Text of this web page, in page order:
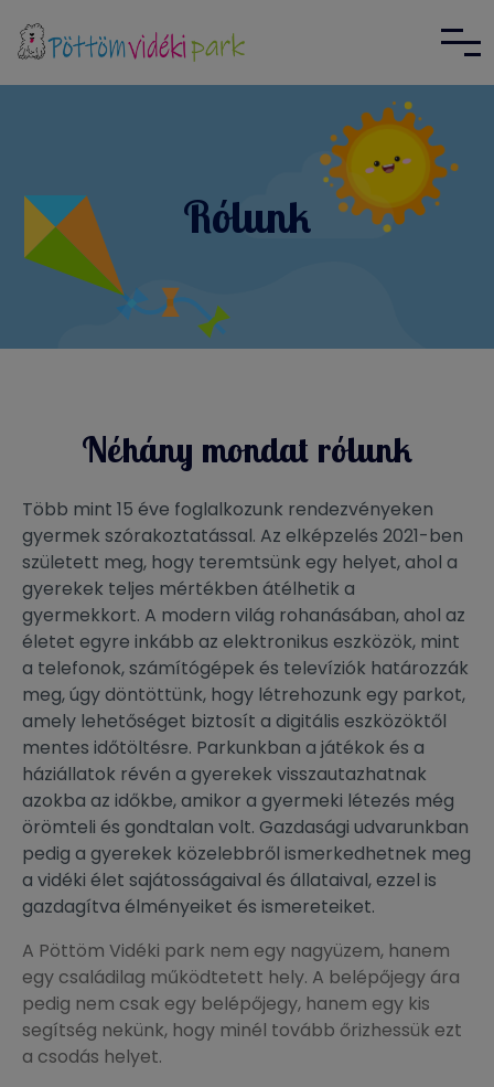
Rólunk
Néhány mondat rólunk
Több mint 15 éve foglalkozunk rendezvényeken
gyermek szórakoztatással. Az elképzelés 2021-ben
született meg, hogy teremtsünk egy helyet, ahol a
gyerekek teljes mértékben átélhetik a
gyermekkort. A modern világ rohanásában, ahol az
életet egyre inkább az elektronikus eszközök, mint
a telefonok, számítógépek és televíziók határozzák
meg, úgy döntöttünk, hogy létrehozunk egy parkot,
amely lehetőséget biztosít a digitális eszközöktől
mentes időtöltésre. Parkunkban a játékok és a
háziállatok révén a gyerekek visszautazhatnak
azokba az időkbe, amikor a gyermeki létezés még
örömteli és gondtalan volt. Gazdasági udvarunkban
pedig a gyerekek közelebbről ismerkedhetnek meg
a vidéki élet sajátosságaival és állataival, ezzel is
gazdagítva élményeiket és ismereteiket.
A Pöttöm Vidéki park nem egy nagyüzem, hanem
egy családilag működtetett hely. A belépőjegy ára
pedig nem csak egy belépőjegy, hanem egy kis
segítség nekünk, hogy minél tovább őrizhessük ezt
a csodás helyet.